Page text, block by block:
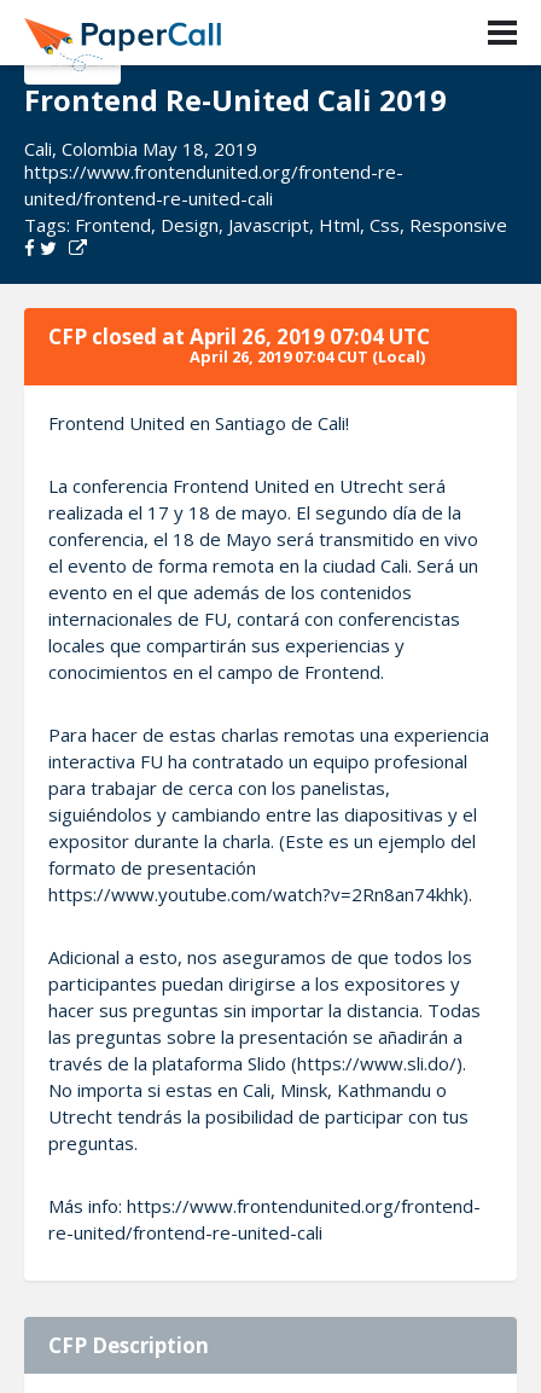
Frontend Re-United Cali 2019
Cali, Colombia May 18, 2019
https://www.frontendunited.org/frontend-re-
united/frontend-re-united-cali
Tags: Frontend, Design, Javascript, Html, Css, Responsive
CFP closed at April 26, 2019 07:04 UTC
April 26, 2019 07:04 CUT (Local)
Frontend United en Santiago de Cali!
La conferencia Frontend United en Utrecht será
realizada el 17 y 18 de mayo. El segundo día de la
conferencia, el 18 de Mayo será transmitido en vivo
el evento de forma remota en la ciudad Cali. Será un
evento en el que además de los contenidos
internacionales de FU, contará con conferencistas
locales que compartirán sus experiencias y
conocimientos en el campo de Frontend.
Para hacer de estas charlas remotas una experiencia
interactiva FU ha contratado un equipo profesional
para trabajar de cerca con los panelistas,
siguiéndolos y cambiando entre las diapositivas y el
expositor durante la charla. (Este es un ejemplo del
formato de presentación
https://www.youtube.com/watch?v=2Rn8an74khk).
Adicional a esto, nos aseguramos de que todos los
participantes puedan dirigirse a los expositores y
hacer sus preguntas sin importar la distancia. Todas
las preguntas sobre la presentación se añadirán a
través de la plataforma Slido (https://www.sli.do/).
No importa si estas en Cali, Minsk, Kathmandu o
Utrecht tendrás la posibilidad de participar con tus
preguntas.
Más info: https://www.frontendunited.org/frontend-
re-united/frontend-re-united-cali
CFP Description